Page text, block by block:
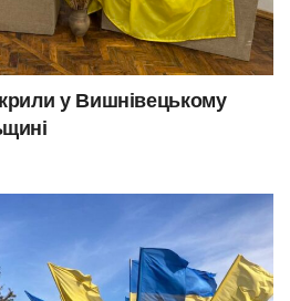
у Вишнівецькому